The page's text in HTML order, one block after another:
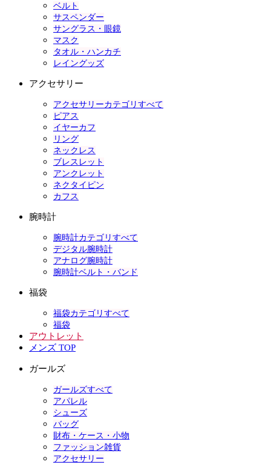
ベルト
サスペンダー
サングラス・眼鏡
マスク
タオル・ハンカチ
レイングッズ
アクセサリー
アクセサリーカテゴリすべて
ピアス
イヤーカフ
リング
ネックレス
ブレスレット
アンクレット
ネクタイピン
カフス
腕時計
腕時計カテゴリすべて
デジタル腕時計
アナログ腕時計
腕時計ベルト・バンド
福袋
福袋カテゴリすべて
福袋
アウトレット
メンズ TOP
ガールズ
ガールズすべて
アパレル
シューズ
バッグ
財布・ケース・小物
ファッション雑貨
アクセサリー